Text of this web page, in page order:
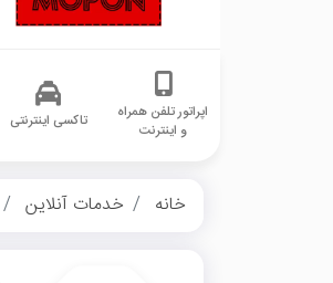
اپراتور تلفن همراه
و اینترنت
تاکسی اینترنتی
خانه خدمات آنلاین